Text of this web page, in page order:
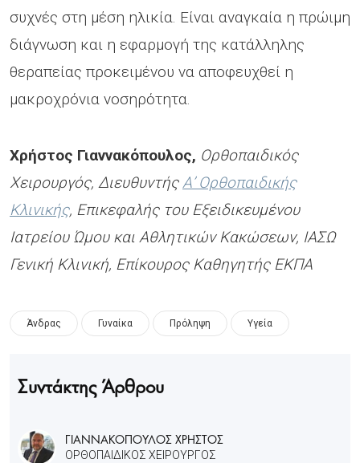
συχνές στη μέση ηλικία. Είναι αναγκαία η πρώιμη
διάγνωση και η εφαρμογή της κατάλληλης
θεραπείας προκειμένου να αποφευχθεί η
μακροχρόνια νοσηρότητα.
Χρήστος Γιαννακόπουλος, Ορθοπαιδικός
Χειρουργός, ΔιευθυντήςΑ’ Ορθοπαιδικής
Κλινικής, Επικεφαλής του Εξειδικευμένου
Ιατρείου Ώμου και Αθλητικών Κακώσεων, ΙΑΣΩ
Γενική Κλινική, Επίκουρος Καθηγητής ΕΚΠΑ
Άνδρας Γυναίκα Πρόληψη Υγεία
Συντάκτης Άρθρου
ΓΙΑΝΝΑΚΟΠΟΥΛΟΣ ΧΡΗΣΤΟΣ
ΟΡΘΟΠΑΙΔΙΚΟΣ ΧΕΙΡΟΥΡΓΟΣ